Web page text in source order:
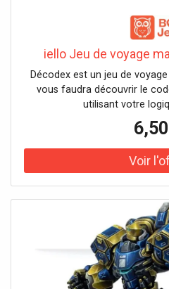
iello Jeu de voyage
Décodex est un jeu de
vous faudra découvrir le
utilisant votre